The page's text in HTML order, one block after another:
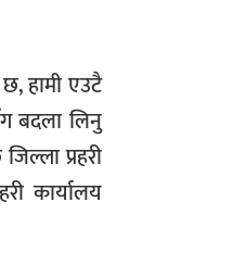
हामी एउटै
बदला लिनु
प्रहरी
कार्यालय